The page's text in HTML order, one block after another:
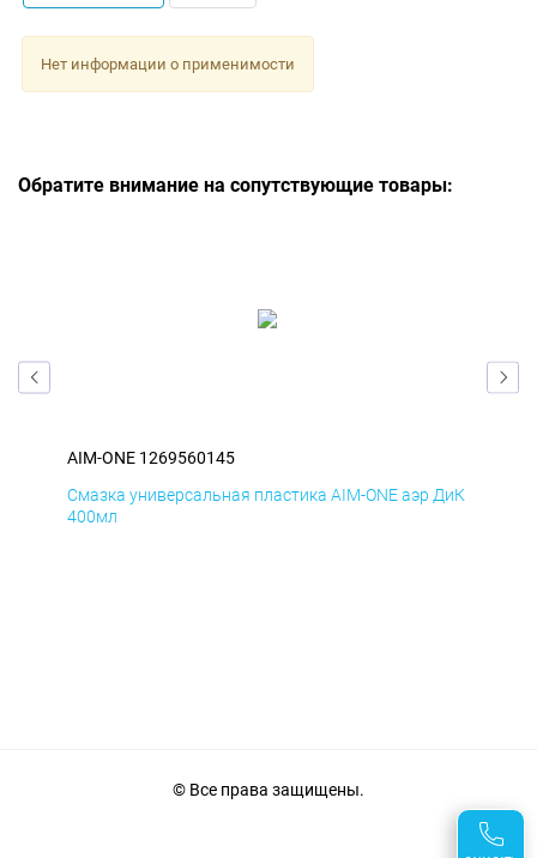
Нет информации о применимости
Обратите внимание на сопутствующие товары:
AIM-ONE 1269560145
Смазка универсальная пластика AIM-ONE аэр ДиК
400мл
© Все права защищены.